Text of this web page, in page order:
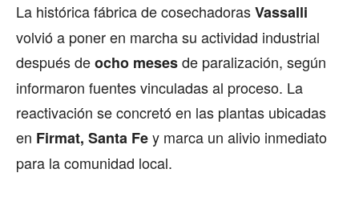
La histórica fábrica de cosechadorasVassalli
volvió a poner en marcha su actividad industrial
después deocho mesesde paralización, según
informaron fuentes vinculadas al proceso. La
reactivación se concretó en las plantas ubicadas
en Firmat, Santa Fey marca un alivio inmediato
para la comunidad local.